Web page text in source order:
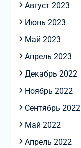
Август 2023
Июнь 2023
Май 2023
Апрель 2023
Декабрь 2022
Ноябрь 2022
Сентябрь 2022
Май 2022
Апрель 2022